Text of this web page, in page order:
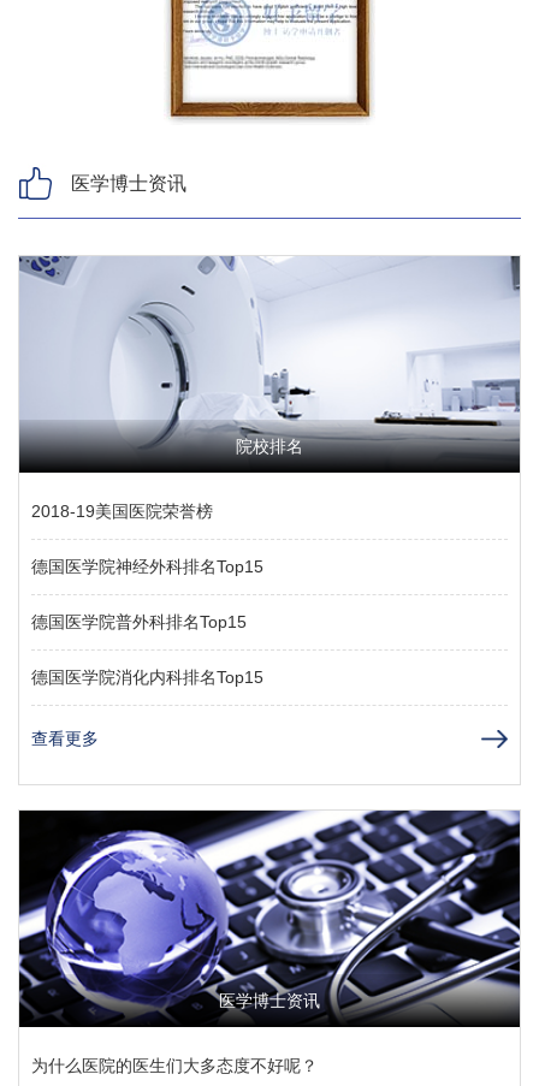
医学博士资讯
院校排名
2018-19美国医院荣誉榜
德国医学院神经外科排名Top15
德国医学院普外科排名Top15
德国医学院消化内科排名Top15
查看更多
医学博士资讯
为什么医院的医生们大多态度不好呢？